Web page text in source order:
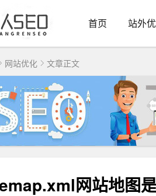
首页 站外
网站优化 文章正文
网站地图